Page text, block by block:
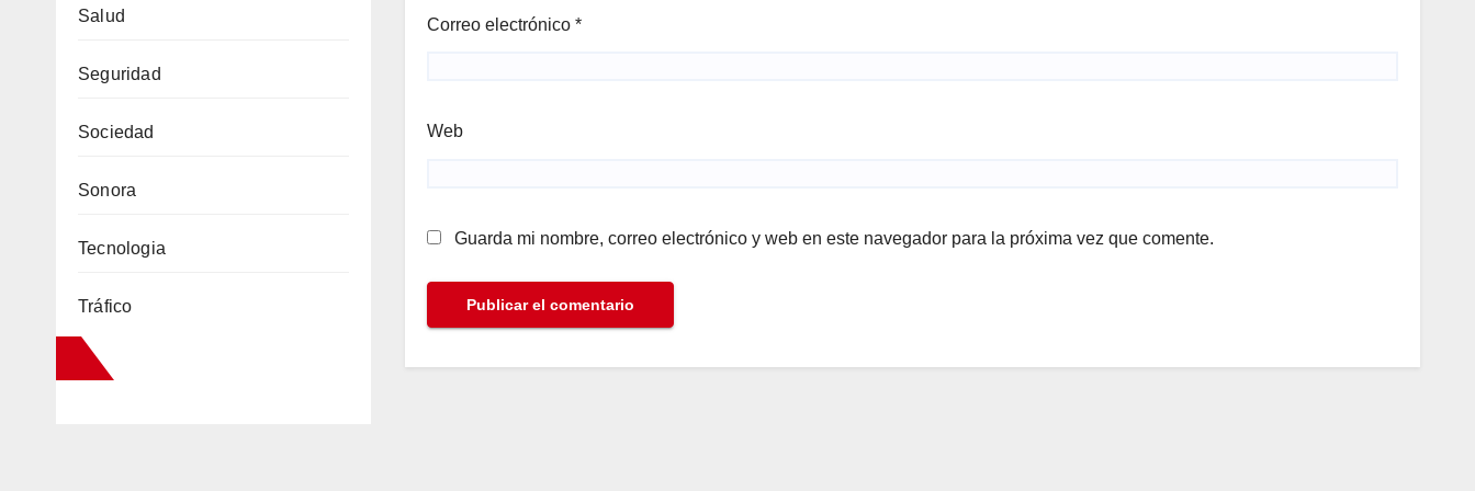
Salud
Seguridad
Sociedad
Sonora
Tecnologia
Tráfico
Correo electrónico *
Web
Guarda mi nombre, correo electrónico y web en este navegador para la próxima vez que comente.